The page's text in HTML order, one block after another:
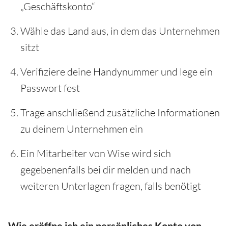
„Geschäftskonto“
Wähle das Land aus, in dem das Unternehmen
sitzt
Verifiziere deine Handynummer und lege ein
Passwort fest
Trage anschließend zusätzliche Informationen
zu deinem Unternehmen ein
Ein Mitarbeiter von Wise wird sich
gegebenenfalls bei dir melden und nach
weiteren Unterlagen fragen, falls benötigt